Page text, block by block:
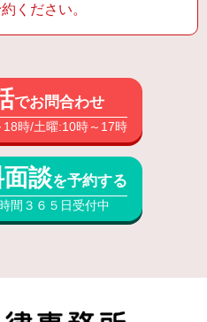
ください。
でお問合わせ
18時/土曜:10時～17時
談を予約する
間３６５日受付中